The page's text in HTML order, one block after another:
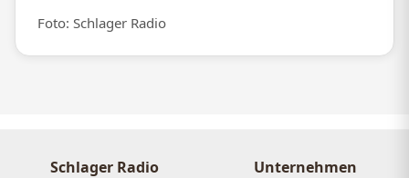
Foto: Schlager Radio
Schlager Radio Unternehmen